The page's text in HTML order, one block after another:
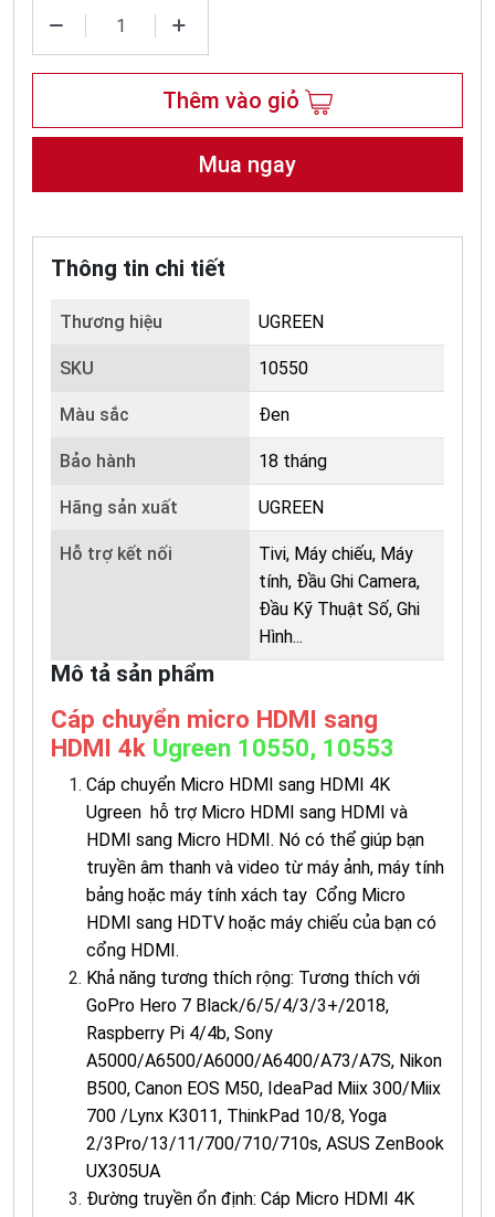
Thêm vào giỏ
Mua ngay
Thông tin chi tiết
Thương hiệu UGREEN
SKU 10550
Màu sắc Đen
Bảo hành 18 tháng
Hãng sản xuất UGREEN
Hỗ trợ kết nối
Tivi, Máy chiếu, Máy
tính, Đầu Ghi Camera,
Đầu Kỹ Thuật Số, Ghi
Hình...
Mô tả sản phẩm
Cáp chuyển micro HDMI sang
HDMI 4k Ugreen 10550, 10553
Cáp chuyển Micro HDMI sang HDMI 4K
Ugreen hỗ trợ Micro HDMI sang HDMI và
HDMI sang Micro HDMI. Nó có thể giúp bạn
truyền âm thanh và video từ máy ảnh, máy tính
bảng hoặc máy tính xách tay Cổng Micro
HDMI sang HDTV hoặc máy chiếu của bạn có
cổng HDMI.
Khả năng tương thích rộng: Tương thích với
GoPro Hero 7 Black/6/5/4/3/3+/2018,
Raspberry Pi 4/4b, Sony
A5000/A6500/A6000/A6400/A73/A7S, Nikon
B500, Canon EOS M50, IdeaPad Miix 300/Miix
700 /Lynx K3011, ThinkPad 10/8, Yoga
2/3Pro/13/11/700/710/710s, ASUS ZenBook
UX305UA
Đường truyền ổn định: Cáp Micro HDMI 4K